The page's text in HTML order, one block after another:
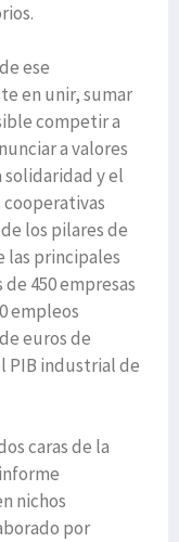
ese
en unir, sumar
competir a
a valores
y el
los pilares de
las principales
450 empresas
empleos
euros de
PIB industrial de
caras de la
nichos
por